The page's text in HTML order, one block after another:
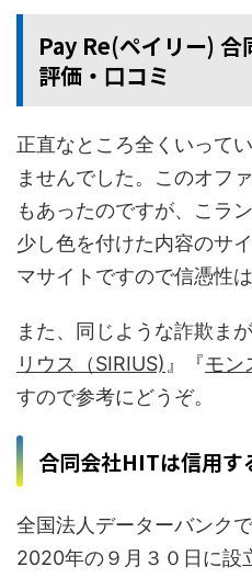
Pay Re(ペイリー)
評価・口コミ
正直なところ全くいって
ませんでした。このオフ
もあったのですが、こラ
少し色を付けた内容のサ
マサイトですので信憑性
また、同じような詐欺ま
リウス（SIRIUS) 』『モン
すので参考にどうぞ。
合同会社HITは信用す
全国法人データーバンク
2020年の９月３０日に設